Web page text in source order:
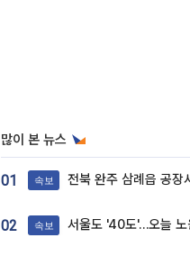
많이 본 뉴스
01 속보 전북 완주 삼례읍 공장
02 속보 서울도 '40도'…오늘 노원